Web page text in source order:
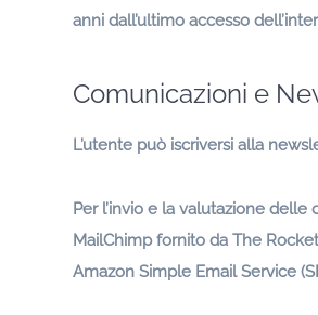
anni dall’ultimo accesso
Comunicazioni e
L’utente può iscriversi alla
Per l’invio e la valutazione
MailChimp fornito da The
Amazon Simple Email Service